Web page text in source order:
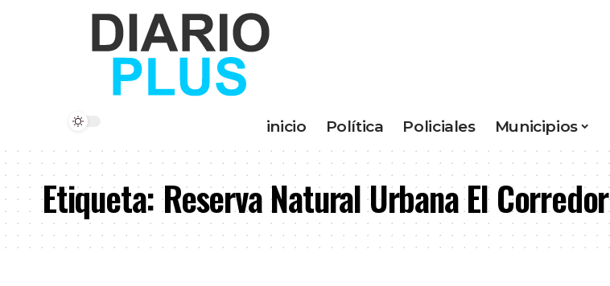
inicio Política Policiales Municipios
Etiqueta:Reserva Natural Urbana El Corredor